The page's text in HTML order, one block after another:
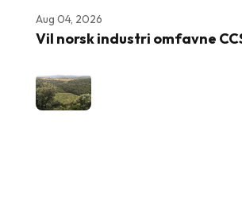
Aug 04, 2026
Vil norsk industri omfavne